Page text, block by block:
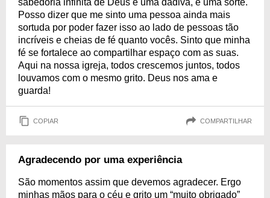
sabedoria infinita de Deus é uma dádiva, é uma sorte.
Posso dizer que me sinto uma pessoa ainda mais
sortuda por poder fazer isso ao lado de pessoas tão
incríveis e cheias de fé quanto vocês. Sinto que minha
fé se fortalece ao compartilhar espaço com as suas.
Aqui na nossa igreja, todos crescemos juntos, todos
louvamos com o mesmo grito. Deus nos ama e
guarda!
COPIAR COMPARTILHAR
Agradecendo por uma experiência
São momentos assim que devemos agradecer. Ergo
minhas mãos para o céu e grito um “muito obrigado”